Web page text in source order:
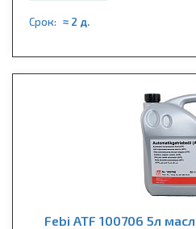
Срок: ≈ 2 д.
Febi ATF 100706 5л